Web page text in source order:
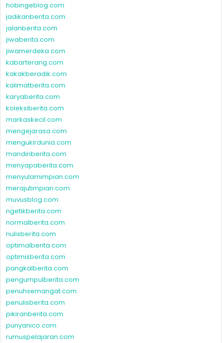
hobingeblog.com
jadikanberita.com
jalanberita.com
jiwaberita.com
jiwamerdeka.com
kabarterang.com
kakakberadik.com
kalimatberita.com
karyaberita.com
koleksiberita.com
markaskecil.com
mengejarasa.com
mengukirdunia.com
mandiriberita.com
menyapaberita.com
menyulamimpian.com
merajutimpian.com
muvusblog.com
ngetikberita.com
normalberita.com
nulisberita.com
optimalberita.com
optimisberita.com
pangkalberita.com
pengumpulberita.com
penuhsemangat.com
penulisberita.com
pikiranberita.com
punyanico.com
rumuspelajaran.com